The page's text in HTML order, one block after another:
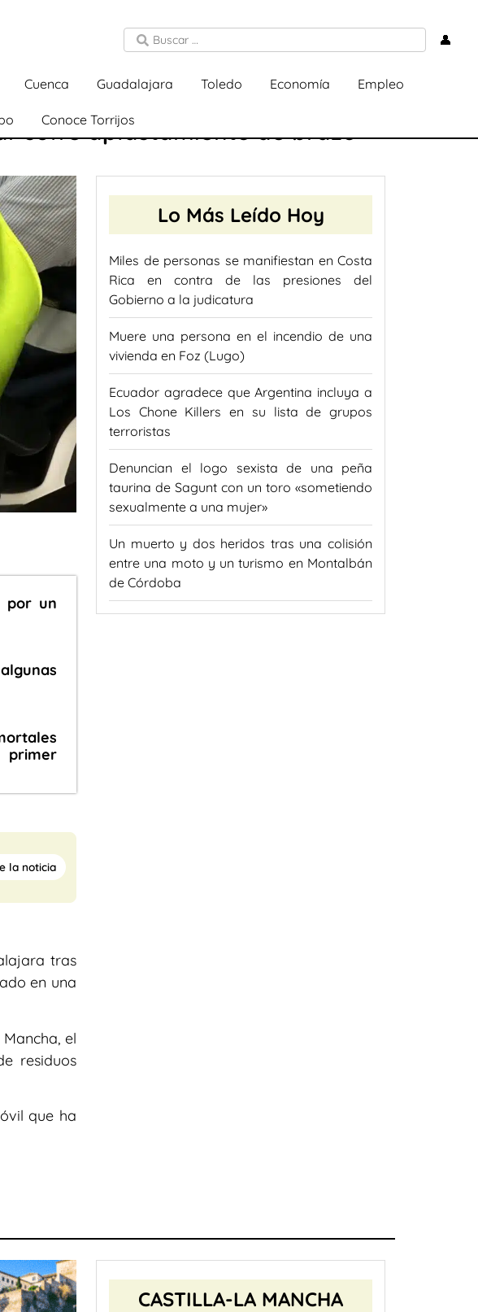
👤
Cuenca Guadalajara Toledo Economía Empleo
Conoce Torrijos
sufre aplastamiento de brazo
por un
primer
la noticia
tras
en una
el
residuos
que ha
Lo Más Leído Hoy
Miles de personas se manifiestan en Costa
Rica en contra de las presiones del
Gobierno a la judicatura
Muere una persona en el incendio de una
vivienda en Foz (Lugo)
Ecuador agradece que Argentina incluya a
Los Chone Killers en su lista de grupos
terroristas
Denuncian el logo sexista de una peña
taurina de Sagunt con un toro «sometiendo
sexualmente a una mujer»
Un muerto y dos heridos tras una colisión
entre una moto y un turismo en Montalbán
de Córdoba
CASTILLA-LA MANCHA